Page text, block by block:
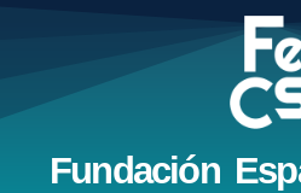
Fundación